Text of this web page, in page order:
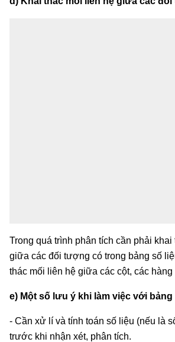
Trong quá trình phân tích cần phải
giữa các đối tượng có trong bảng số
thác mối liên hệ giữa các cột, các
e) Một số lưu ý khi làm việc với bảng
- Cần xử lí và tính toán số liệu (nếu là
trước khi nhận xét, phân tích.